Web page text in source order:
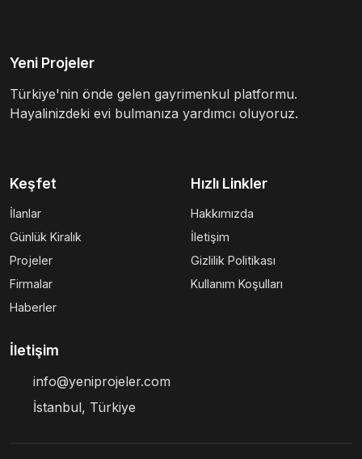
Yeni Projeler
Türkiye'nin önde gelen gayrimenkul platformu.
Hayalinizdeki evi bulmanıza yardımcı oluyoruz.
Keşfet
İlanlar
Günlük Kiralık
Projeler
Firmalar
Haberler
Hızlı Linkler
Hakkımızda
İletişim
Gizlilik Politikası
Kullanım Koşulları
İletişim
info@yeniprojeler.com
İstanbul, Türkiye